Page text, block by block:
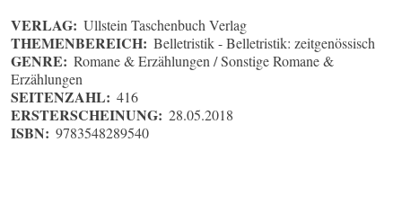
VERLAG: Ullstein Taschenbuch Verlag
THEMENBEREICH: Belletristik - Belletristik: zeitgenössisch
GENRE: Romane & Erzählungen / Sonstige Romane &
Erzählungen
SEITENZAHL: 416
ERSTERSCHEINUNG: 28.05.2018
ISBN: 9783548289540